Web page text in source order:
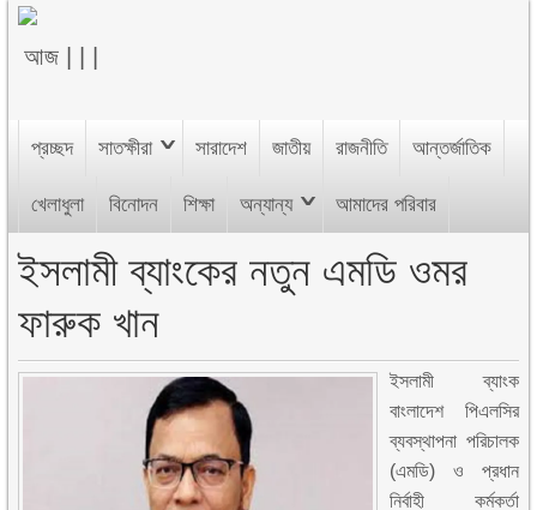
আজ
প্রচ্ছদ সাতক্ষীরা সারাদেশ জাতীয় রাজনীতি আন্তর্জাতিক
খেলাধুলা বিনোদন শিক্ষা অন্যান্য আমাদের পরিবার
ইসলামী ব্যাংকের নতুন এমডি ওমর
ফারুক খান
ইসলামী ব্যাংক
বাংলাদেশ পিএলসির
ব্যবস্থাপনা পরিচালক
(এমডি) ও প্রধান
নির্বাহী কর্মকর্তা